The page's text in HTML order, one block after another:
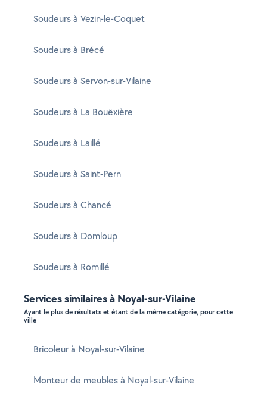
Soudeurs à Vezin-le-Coquet
Soudeurs à Brécé
Soudeurs à Servon-sur-Vilaine
Soudeurs à La Bouëxière
Soudeurs à Laillé
Soudeurs à Saint-Pern
Soudeurs à Chancé
Soudeurs à Domloup
Soudeurs à Romillé
Services similaires à Noyal-sur-Vilaine
Ayant le plus de résultats et étant de la même catégorie, pour cette
ville
Bricoleur à Noyal-sur-Vilaine
Monteur de meubles à Noyal-sur-Vilaine